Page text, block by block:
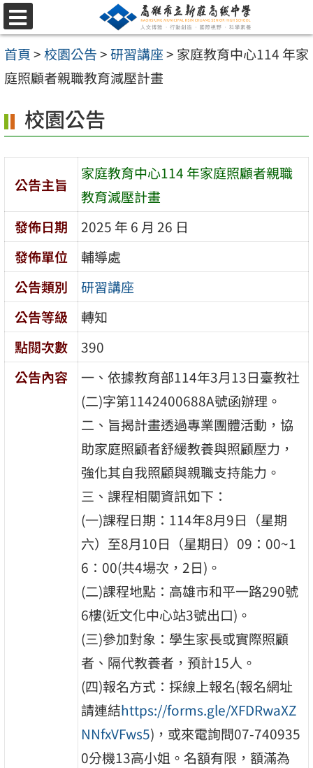
跳
至
主
要
容
區
選
單
首頁>校園公告>研習講座> 家庭教育中心114 年家
庭照顧者親職教育減壓計畫
校園公告
公告主旨
家庭教育中心114 年家庭照顧者親職
教育減壓計畫
發佈日期
2025 年 6 月 26 日
發佈單位
輔導處
公告類別
研習講座
公告等級
轉知
點閱次數
390
公告內容
一、依據教育部114年3月13日臺教社
(二)字第1142400688A號函辦理。
二、旨揭計畫透過專業團體活動，協
助家庭照顧者舒緩教養與照顧壓力，
強化其自我照顧與親職支持能力。
三、課程相關資訊如下：
(一)課程日期：114年8月9日（星期
六）至8月10日（星期日）09：00~1
6：00(共4場次，2日)。
(二)課程地點：高雄市和平一路290號
6樓(近文化中心站3號出口)。
(三)參加對象：學生家長或實際照顧
者、隔代教養者，預計15人。
(四)報名方式：採線上報名(報名網址
請連結https://forms.gle/XFDRwaXZ
NNfxVFws5)，或來電詢問07-740935
0分機13高小姐。名額有限，額滿為